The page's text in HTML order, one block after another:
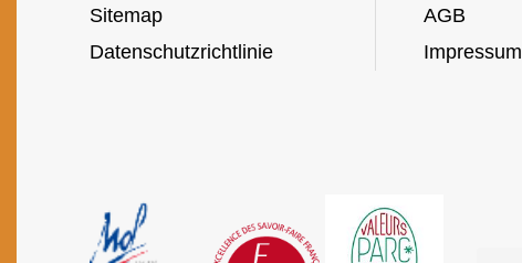
Sitemap
Datenschutzrichtlinie
AGB
Impressum